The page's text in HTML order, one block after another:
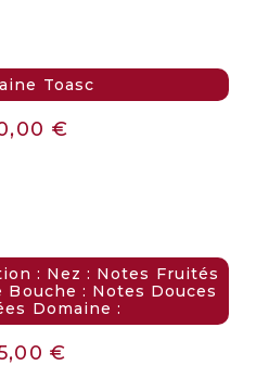
Toasc
€
: Nez : Notes Fruités
Bouche : Notes Douces
Domaine :
€